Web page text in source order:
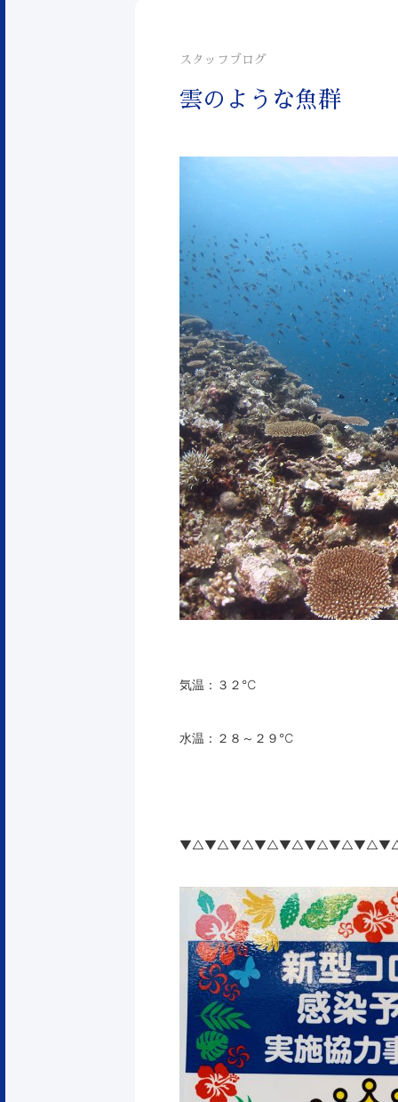
スタッフブログ
雲のような魚群
気温：３２℃
水温：２８～２９℃